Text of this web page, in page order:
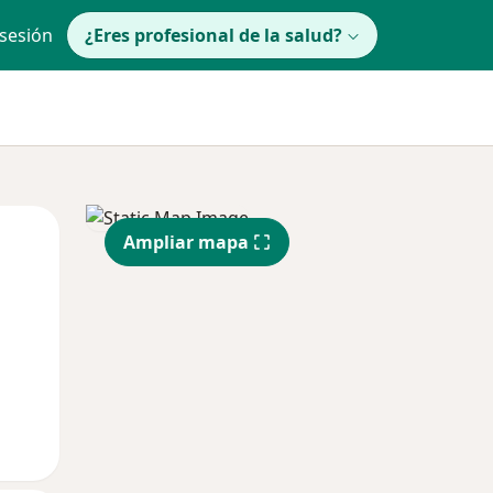
¿Eres profesional de la salud?
Mar
11 Ago
Mié
12 Ago
Ampliar mapa